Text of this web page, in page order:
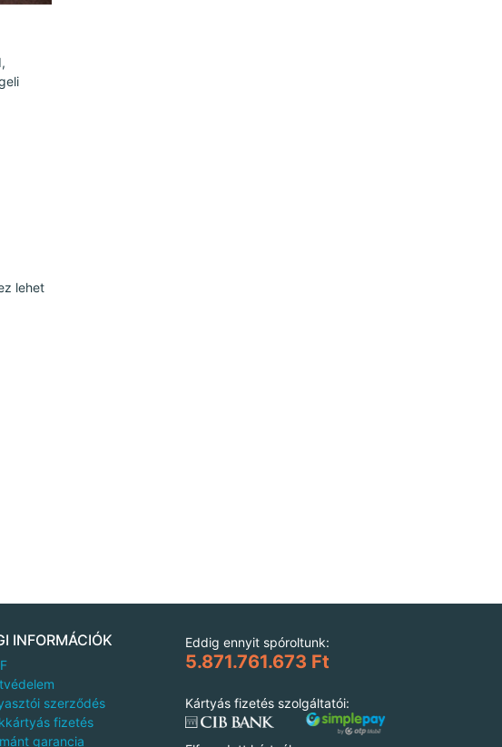
lehet
INFORMÁCIÓK
szerződés
fizetés
garancia
Eddig ennyit spóroltunk:
5.871.761.673 Ft
Kártyás fizetés szolgáltatói: